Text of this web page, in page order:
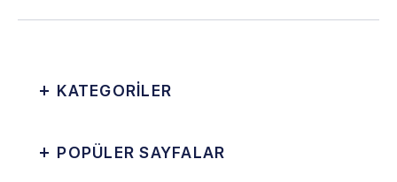
KATEGORİLER
POPÜLER SAYFALAR